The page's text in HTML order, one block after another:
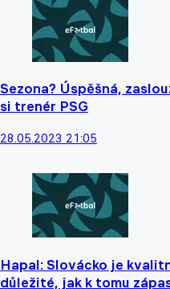
Sezona? Úspěšná,
si trenér PSG
28.05.2023 21:05
Hapal: Slovácko je
důležité, jak k tomu